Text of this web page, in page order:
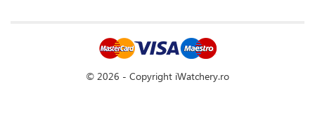
© 2026 - Copyright iWatchery.ro